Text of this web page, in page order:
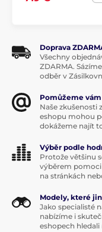
Produkt je
Doprava
Všechny
ZDARMA.
odběr v
Pomůžeme
Naše zkušenosti
eshopu mohou
dokážeme najít
Výběr podle
Protože většinu
výběrem
na stránkách
Modely, které
Jako specialisté
nabízíme i
eshopech hledali